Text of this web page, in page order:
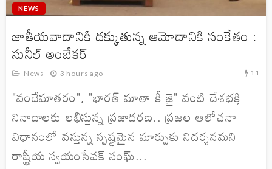
NEWS
జాతీయవాదానికి దక్కుతున్న ఆమోదానికి సంకేతం :
సునీల్ అంబేకర్
News 3 hours ago 11
"వందేమాతరం", "భారత్ మాతా కీ జై" వంటి దేశభక్తి
నినాదాలకు లభిస్తున్న ప్రజాదరణ.. ప్రజల ఆలోచనా
విధానంలో వస్తున్న స్పష్టమైన మార్పుకు నిదర్శనమని
రాష్ట్రీయ స్వయంసేవక్ సంఘ్...